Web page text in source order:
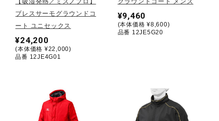
バドミントン
陸上競技
ソフトボール
ブレスサーモグラウンドコ
ート ユニセックス
¥24,200
(本体価格 ¥22,000)
品番 12JE4G01
¥9,460
(本体価格 ¥8,600)
品番 12JE5G20